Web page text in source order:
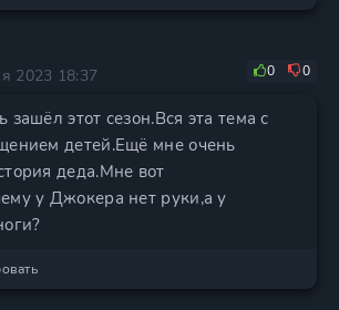
2023 18:37
0 0
этот сезон.Вся эта тема с
детей.Ещё мне очень
деда.Мне вот
у Джокера нет руки,а у